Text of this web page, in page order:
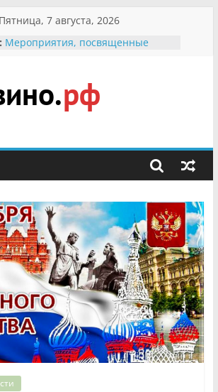
Пятница, 7 августа, 2026
В вольере Воронинского
Мероприятия, посвященные
Международному Дню семьи
Присвоение звания «Почётный
Кирсановой
Безопасность в сети Интернет
Ученики приняли участие в
мероприятии «Сохраним
первоцветы!»